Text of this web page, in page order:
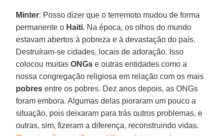
Minter: Posso dizer que o terremoto mudou de forma
permanente o Haiti. Na época, os olhos do mundo
estavam abertos à pobreza e à devastação do país.
Destruíram-se cidades, locais de adoração. Isso
colocou muitasONGs e outras entidades como a
nossa congregação religiosa em relação com os mais
pobres entre os pobres. Dez anos depois, as ONGs
foram embora. Algumas delas pioraram um pouco a
situação, pois deixaram para trás outros problemas, e
outras, sim, fizeram a diferença, reconstruindo vidas.